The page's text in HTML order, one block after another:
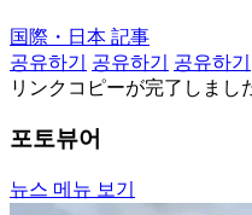
国際・日本 記事
공유하기
공유하기 공유하기
リンクコピーが完了しまし
포토뷰어
뉴스 메뉴 보기